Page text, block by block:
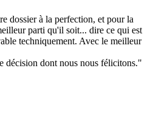
dossier à la perfection, et pour la
parti qu'il soit... dire ce qui est
techniquement. Avec le meilleur
décision dont nous nous félicitons."